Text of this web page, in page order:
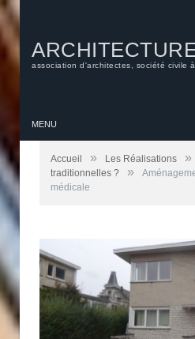
association d'architectes, société civile
MENU
Accueil » Les Réalisations »
traditionnelles ?
»
médicale